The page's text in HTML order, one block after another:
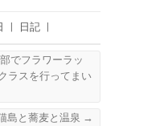
| 日記 |
でフラワーラッ
ラスを行ってまい
島と蕎麦と温泉 →